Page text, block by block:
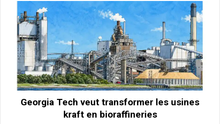
Georgia Tech veut transformer les usines
kraft en bioraffineries